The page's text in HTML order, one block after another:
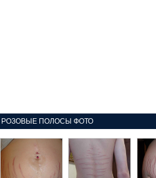
РОЗОВЫЕ ПОЛОСЫ ФОТО